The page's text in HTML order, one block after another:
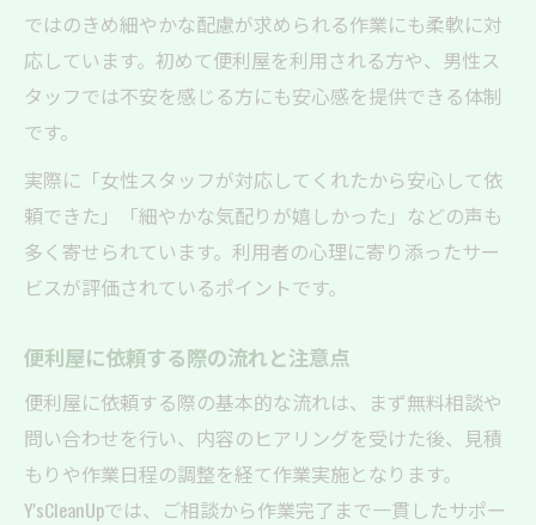
ではのきめ細やかな配慮が求められる作業にも柔軟に対
応しています。初めて便利屋を利用される方や、男性ス
タッフでは不安を感じる方にも安心感を提供できる体制
です。
実際に「女性スタッフが対応してくれたから安心して依
頼できた」「細やかな気配りが嬉しかった」などの声も
多く寄せられています。利用者の心理に寄り添ったサー
ビスが評価されているポイントです。
便利屋に依頼する際の流れと注意点
便利屋に依頼する際の基本的な流れは、まず無料相談や
問い合わせを行い、内容のヒアリングを受けた後、見積
もりや作業日程の調整を経て作業実施となります。
Y'sCleanUpでは、ご相談から作業完了まで一貫したサポー